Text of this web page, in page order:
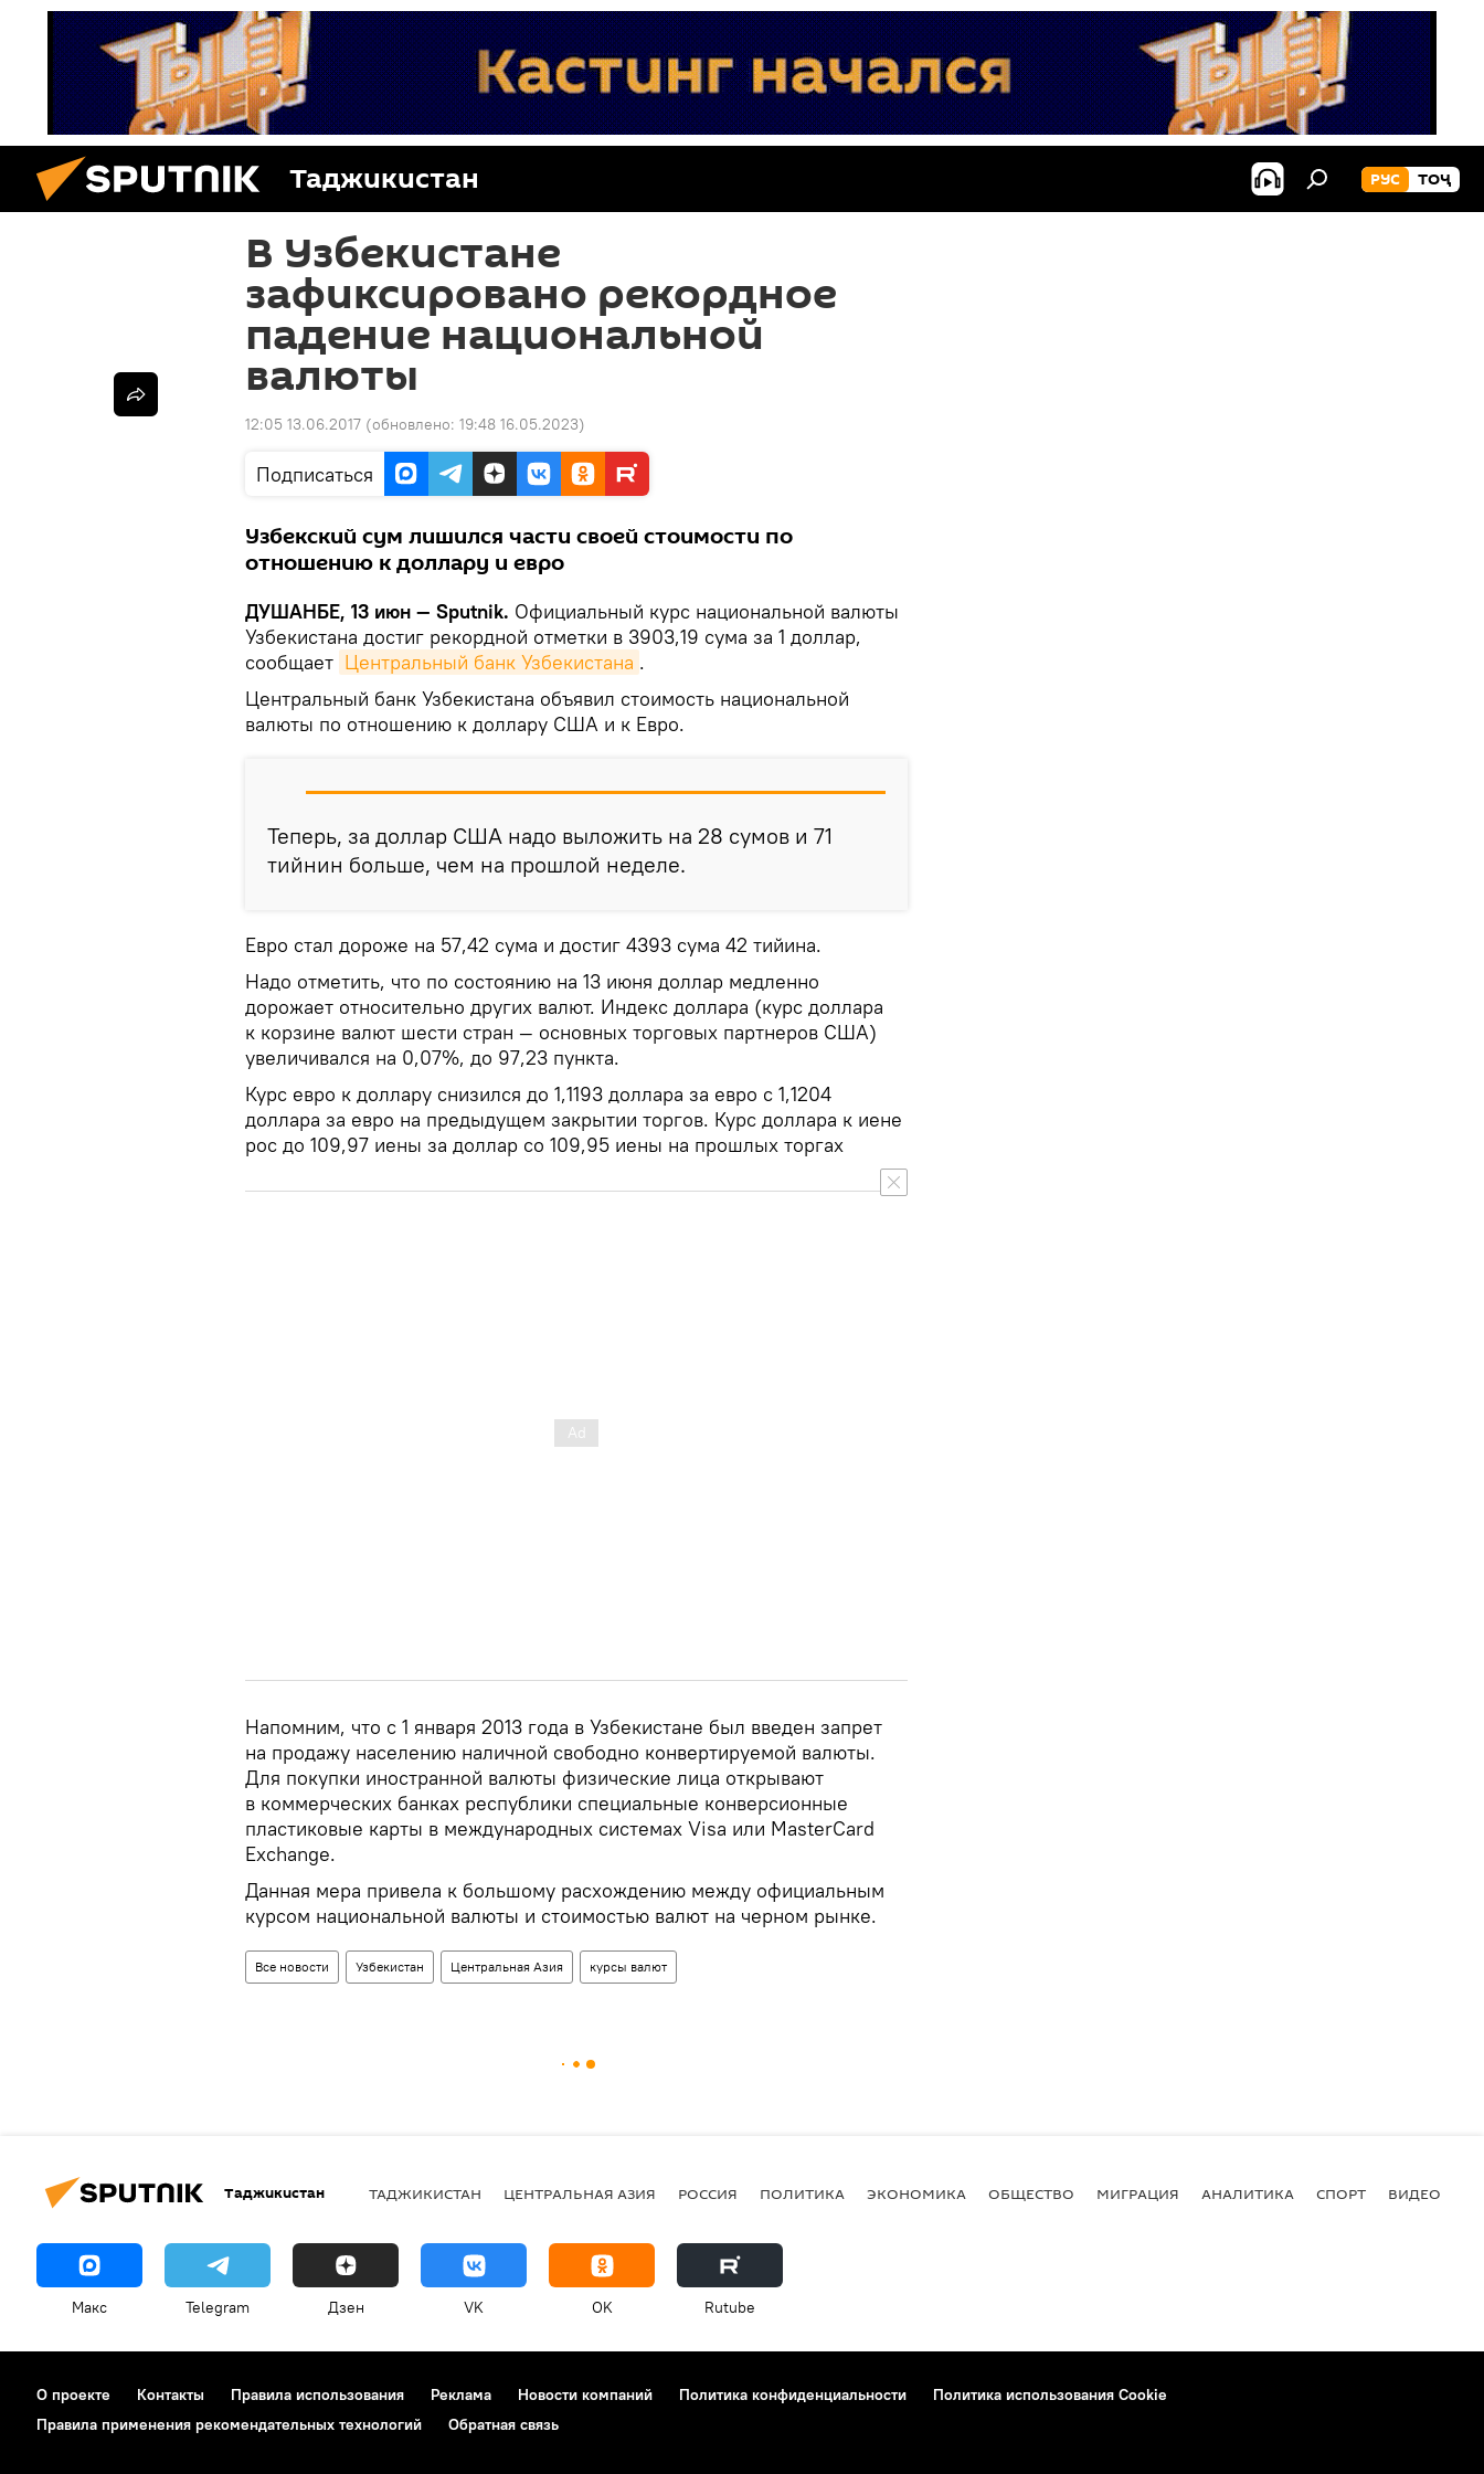
Таджикистан РУС ТОҶ
В Узбекистане
зафиксировано рекордное
падение национальной
валюты
12:05 13.06.2017 (обновлено: 19:48 16.05.2023)
Подписаться
Узбекский сум лишился части своей стоимости по
отношению к доллару и евро
ДУШАНБЕ, 13 июн — Sputnik. Официальный курс национальной валюты
Узбекистана достиг рекордной отметки в 3903,19 сума за 1 доллар,
сообщает Центральный банк Узбекистана .
Центральный банк Узбекистана объявил стоимость национальной
валюты по отношению к доллару США и к Евро.
Теперь, за доллар США надо выложить на 28 сумов и 71
тийнин больше, чем на прошлой неделе.
Евро стал дороже на 57,42 сума и достиг 4393 сума 42 тийина.
Надо отметить, что по состоянию на 13 июня доллар медленно
дорожает относительно других валют. Индекс доллара (курс доллара
к корзине валют шести стран — основных торговых партнеров США)
увеличивался на 0,07%, до 97,23 пункта.
Курс евро к доллару снизился до 1,1193 доллара за евро с 1,1204
доллара за евро на предыдущем закрытии торгов. Курс доллара к иене
рос до 109,97 иены за доллар со 109,95 иены на прошлых торгах
Напомним, что с 1 января 2013 года в Узбекистане был введен запрет
на продажу населению наличной свободно конвертируемой валюты.
Для покупки иностранной валюты физические лица открывают
в коммерческих банках республики специальные конверсионные
пластиковые карты в международных системах Visa или MasterCard
Exchange.
Данная мера привела к большому расхождению между официальным
курсом национальной валюты и стоимостью валют на черном рынке.
Все новости Узбекистан Центральная Азия курсы валют
Таджикистан ТАДЖИКИСТАН ЦЕНТРАЛЬНАЯ АЗИЯ РОССИЯ ПОЛИТИКА ЭКОНОМИКА ОБЩЕСТВО МИГРАЦИЯ АНАЛИТИКА СПОРТ ВИДЕО
Макс Telegram Дзен VK OK Rutube
О проекте Контакты Правила использования Реклама Новости компаний Политика конфиденциальности
Политика использования Cookie
Правила применения рекомендательных технологий
Обратная связь